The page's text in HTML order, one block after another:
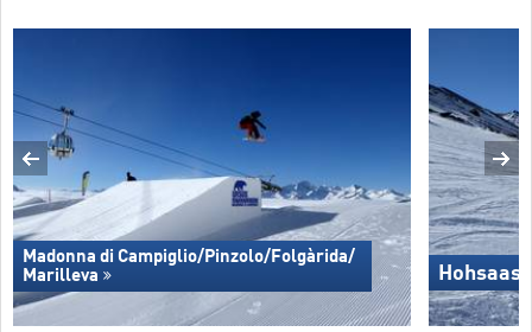
Madonna di Campiglio/​Pinzolo/​Folgàrida/​
Marilleva
Hohsaas